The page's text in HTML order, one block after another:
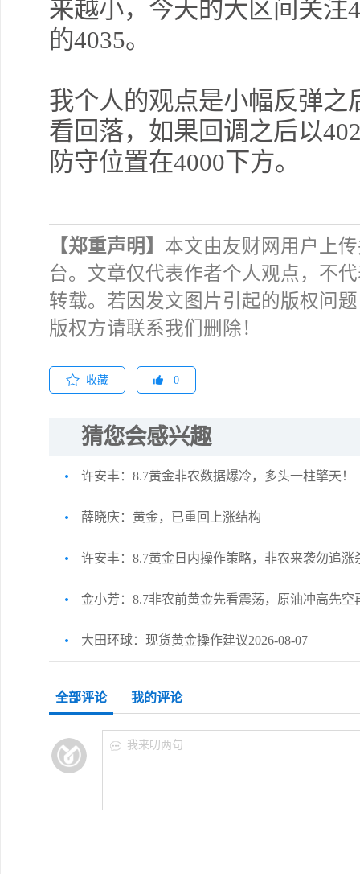
来越小，今天的大区间关注
的4035。
我个人的观点是小幅反弹之
看回落，如果回调之后以
防守位置在4000下方。
【郑重声明】 本文由友财网用户上
台。文章仅代表作者个人观点，不
转载。若因发文图片引起的版权问
版权方请联系我们删除！
收藏 0
猜您会感兴趣
许安丰：8.7黄金非农数据爆冷，多头一柱擎天！
薛晓庆：黄金，已重回上涨结构
许安丰：8.7黄金日内操作策略，非农来袭勿追涨
金小芳：8.7非农前黄金先看震荡，原油冲高先空
大田环球：现货黄金操作建议2026-08-07
全部评论 我的评论
我来叨两句